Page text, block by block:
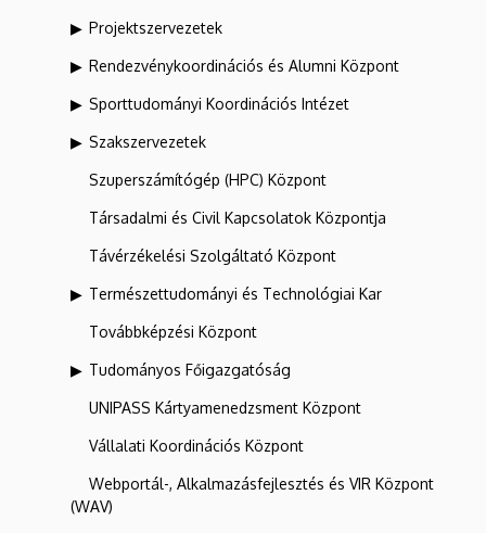
Projektszervezetek
Rendezvénykoordinációs és Alumni Központ
Sporttudományi Koordinációs Intézet
Szakszervezetek
Szuperszámítógép (HPC) Központ
Társadalmi és Civil Kapcsolatok Központja
Távérzékelési Szolgáltató Központ
Természettudományi és Technológiai Kar
Továbbképzési Központ
Tudományos Főigazgatóság
UNIPASS Kártyamenedzsment Központ
Vállalati Koordinációs Központ
Webportál-, Alkalmazásfejlesztés és VIR Központ
(WAV)